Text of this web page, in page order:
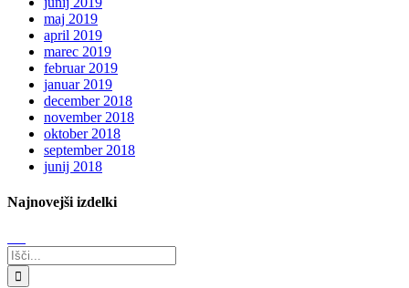
maj 2019
april 2019
marec 2019
februar 2019
januar 2019
december 2018
november 2018
oktober 2018
september 2018
junij 2018
Najnovejši izdelki
Search
for: